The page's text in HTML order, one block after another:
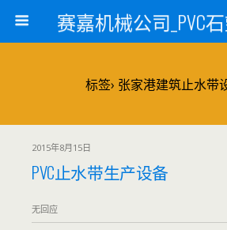
标签› 张家港建筑止水带
2015年8月15日
PVC止水带生产设备
无回应